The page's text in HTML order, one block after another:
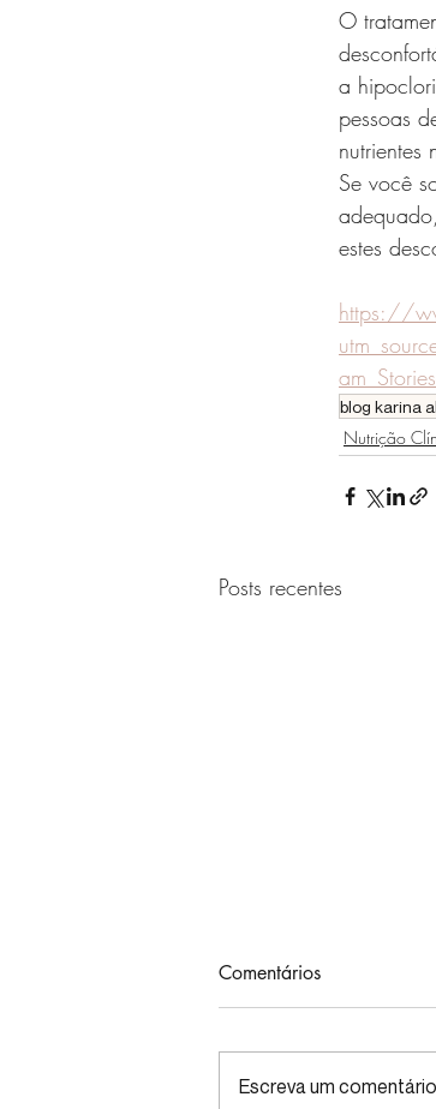
O
a
pessoas
nutrientes
Se você
estes
https://
blog karina
Nutrição
Posts recentes
Comentários
Escreva um comentário